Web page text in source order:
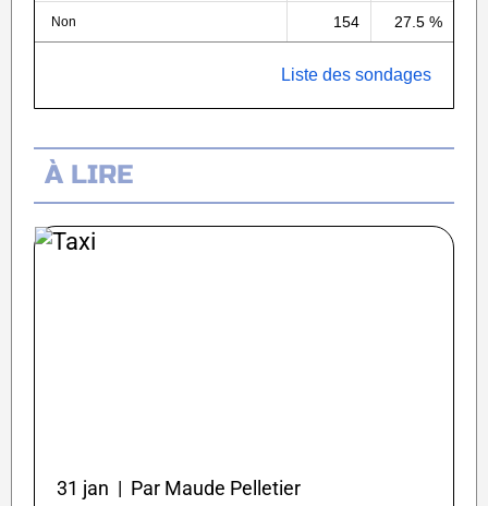
Non 154 27.5 %
Liste des sondages
À LIRE
31 jan | Par Maude Pelletier